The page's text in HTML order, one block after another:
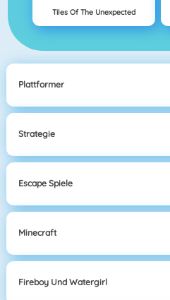
Tiles Of The Unexpected
Plattformer
Strategie
Escape Spiele
Minecraft
Fireboy Und Watergirl